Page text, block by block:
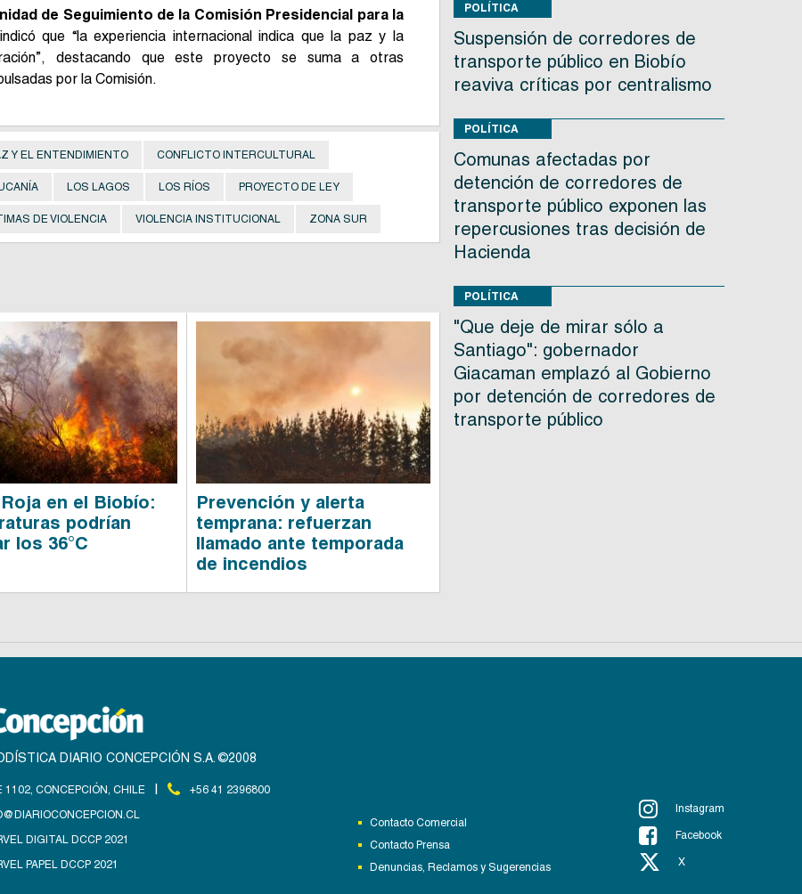
de Seguimiento de la Comisión Presidencial para la
que “la experiencia internacional indica que la paz y la
destacando que este proyecto se suma a otras
por la Comisión.
Y EL ENTENDIMIENTO CONFLICTO INTERCULTURAL
LOS LAGOS LOS RÍOS PROYECTO DE LEY
DE VIOLENCIA VIOLENCIA INSTITUCIONAL ZONA SUR
en el Biobío:
podrían
los 36°C
Prevención y alerta
temprana: refuerzan
llamado ante temporada
de incendios
POLÍTICA
Suspensión de corredores de
transporte público en Biobío
reaviva críticas por centralismo
POLÍTICA
Comunas afectadas por
detención de corredores de
transporte público exponen las
repercusiones tras decisión de
Hacienda
POLÍTICA
"Que deje de mirar sólo a
Santiago": gobernador
Giacaman emplazó al Gobierno
por detención de corredores de
transporte público
DIARIO CONCEPCIÓN S.A. ©2008
1102, CONCEPCIÓN, CHILE
+56 41 2396800
DIGITAL DCCP 2021
PAPEL DCCP 2021
Contacto Comercial
Contacto Prensa
Denuncias, Reclamos y Sugerencias
Instagram
Facebook
X